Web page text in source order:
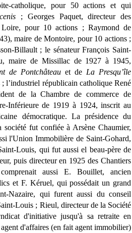
catholique, pour 50 actions et qui
; Georges Paquet, directeur des
pour 10 actions ; Raymond de
maire de Montoire, pour 10 actions ;
Billault ; le sénateur François Saint-
maire de Missillac de 1927 à 1945,
de Pontchâteau et de La Presqu’île
l’industriel républicain catholique René
de la Chambre de commerce de
Inférieure de 1919 à 1924, inscrit au
démocratique. La présidence du
société fut confiée à Arsène Chaumier,
l'Union Immobilière de Saint-Gohard,
Louis, qui fut aussi el beau-père de
puis directeur en 1925 des Chantiers
aussi E. Bouillet, ancien
et F. Kéruel, qui possédait un grand
Nazaire, qui furent aussi du conseil
Louis ; Rieul, directeur de la Société
d'initiative jusqu'à sa retraite en
d'affaires (en fait agent immobilier)